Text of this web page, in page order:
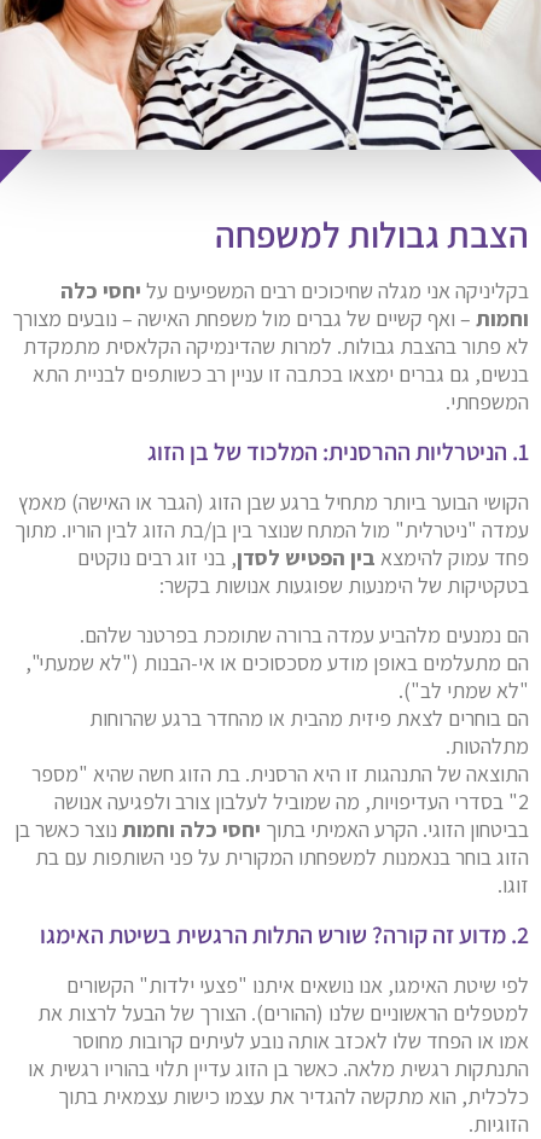
הצבת גבולות למשפחה
בקליניקה אני מגלה שחיכוכים רבים המשפיעים על יחסי כלה
וחמות – ואף קשיים של גברים מול משפחת האישה – נובעים מצורך
לא פתור בהצבת גבולות. למרות שהדינמיקה הקלאסית מתמקדת
בנשים, גם גברים ימצאו בכתבה זו עניין רב כשותפים לבניית התא
המשפחתי.
1. הניטרליות ההרסנית: המלכוד של בן הזוג
הקושי הבוער ביותר מתחיל ברגע שבן הזוג (הגבר או האישה) מאמץ
עמדה "ניטרלית" מול המתח שנוצר בין בן/בת הזוג לבין הוריו. מתוך
פחד עמוק להימצא בין הפטיש לסדן, בני זוג רבים נוקטים
בטקטיקות של הימנעות שפוגעות אנושות בקשר:
הם נמנעים מלהביע עמדה ברורה שתומכת בפרטנר שלהם.
הם מתעלמים באופן מודע מסכסוכים או אי-הבנות ("לא שמעתי",
"לא שמתי לב").
הם בוחרים לצאת פיזית מהבית או מהחדר ברגע שהרוחות
מתלהטות.
התוצאה של התנהגות זו היא הרסנית. בת הזוג חשה שהיא "מספר
2" בסדרי העדיפויות, מה שמוביל לעלבון צורב ולפגיעה אנושה
בביטחון הזוגי. הקרע האמיתי בתוך יחסי כלה וחמות נוצר כאשר בן
הזוג בוחר בנאמנות למשפחתו המקורית על פני השותפות עם בת
זוגו.
2. מדוע זה קורה? שורש התלות הרגשית בשיטת האימגו
לפי שיטת האימגו, אנו נושאים איתנו "פצעי ילדות" הקשורים
למטפלים הראשוניים שלנו (ההורים). הצורך של הבעל לרצות את
אמו או הפחד שלו לאכזב אותה נובע לעיתים קרובות מחוסר
התנתקות רגשית מלאה. כאשר בן הזוג עדיין תלוי בהוריו רגשית או
כלכלית, הוא מתקשה להגדיר את עצמו כישות עצמאית בתוך
הזוגיות.